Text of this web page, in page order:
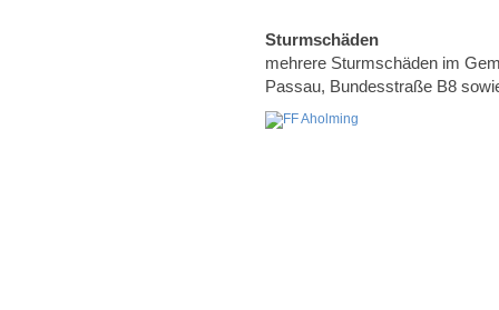
Sturmschäden
mehrere Sturmschäden im
Passau, Bundesstraße B8